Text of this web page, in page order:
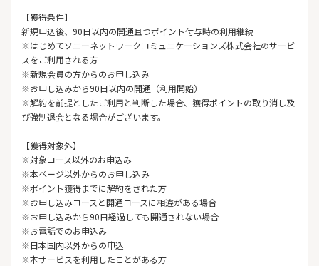
【獲得条件】
新規申込後、90日以内の開通且つポイント付与時の利用継続
※はじめてソニーネットワークコミュニケーションズ株式会社のサービ
スをご利用される方
※新規会員の方からのお申し込み
※お申し込みから90日以内の開通（利用開始）
※解約を前提としたご利用と判断した場合、獲得ポイントの取り消し及
び強制退会となる場合がございます。
【獲得対象外】
※対象コース以外のお申込み
※本ページ以外からのお申し込み
※ポイント獲得までに解約をされた方
※お申し込みコースと開通コースに相違がある場合
※お申し込みから90日経過しても開通されない場合
※お電話でのお申込み
※日本国内以外からの申込
※本サービスを利用したことがある方